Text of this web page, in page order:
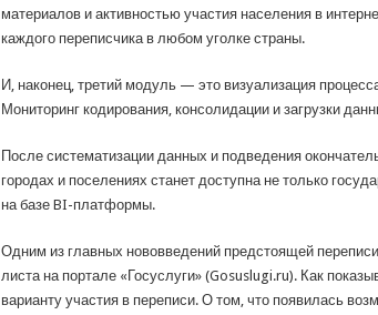
материалов и активностью участия населения в
каждого переписчика в любом уголке страны.
И, наконец, третий модуль — это визуализация
Мониторинг кодирования, консолидации и загрузки
После систематизации данных и подведения
городах и поселениях станет доступна не только
на базе BI-платформы.
Одним из главных нововведений предстоящей
листа на портале «Госуслуги» (Gosuslugi.ru). Как
варианту участия в переписи. О том, что появилась